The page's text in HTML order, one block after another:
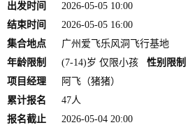
出发时间
2026-05-05 10:00
结束时间
2026-05-05 16:00
集合地点
广州爱飞乐风洞飞行基地
年龄限制
(7-14)岁 仅限小孩 性别限制
项目经理
阿飞（猪猪）
累计报名
47人
报名截止
2026-05-04 20:00